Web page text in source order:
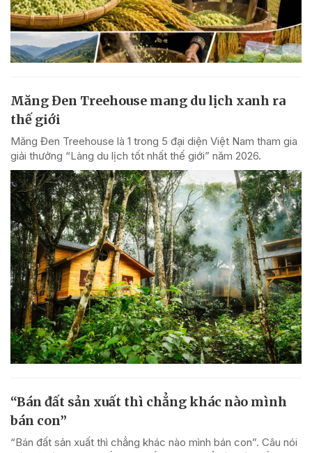
Măng Đen Treehouse mang du lịch xanh ra
thế giới
Măng Đen Treehouse là 1 trong 5 đại diện Việt Nam tham gia
giải thưởng “Làng du lịch tốt nhất thế giới” năm 2026.
“Bán đất sản xuất thì chẳng khác nào mình
bán con”
“Bán đất sản xuất thì chẳng khác nào mình bán con”. Câu nói